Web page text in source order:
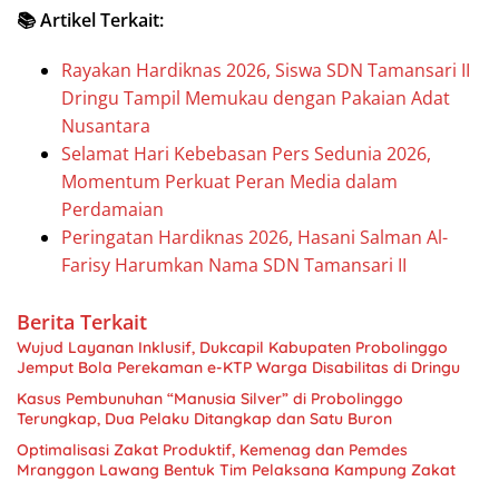
📚 Artikel Terkait:
Rayakan Hardiknas 2026, Siswa SDN Tamansari II
Dringu Tampil Memukau dengan Pakaian Adat
Nusantara
Selamat Hari Kebebasan Pers Sedunia 2026,
Momentum Perkuat Peran Media dalam
Perdamaian
Peringatan Hardiknas 2026, Hasani Salman Al-
Farisy Harumkan Nama SDN Tamansari II
Berita Terkait
Wujud Layanan Inklusif, Dukcapil Kabupaten Probolinggo
Jemput Bola Perekaman e-KTP Warga Disabilitas di Dringu
Kasus Pembunuhan “Manusia Silver” di Probolinggo
Terungkap, Dua Pelaku Ditangkap dan Satu Buron
Optimalisasi Zakat Produktif, Kemenag dan Pemdes
Mranggon Lawang Bentuk Tim Pelaksana Kampung Zakat